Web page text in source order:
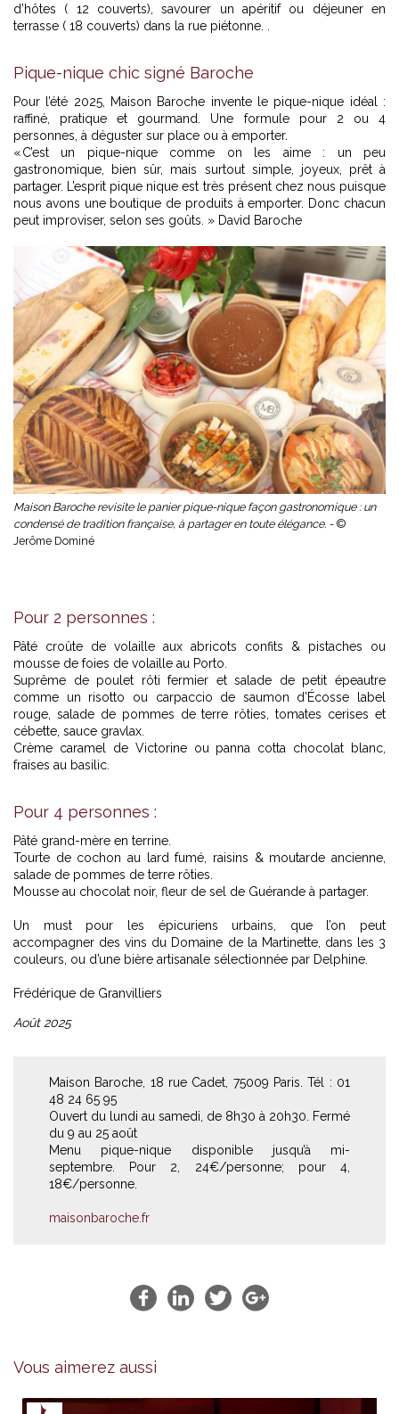
d’hôtes ( 12 couverts), savourer un apéritif ou déjeuner en
terrasse ( 18 couverts) dans la rue piétonne. .
Pique-nique chic signé Baroche
Pour l’été 2025, Maison Baroche invente le pique-nique idéal :
raffiné, pratique et gourmand. Une formule pour 2 ou 4
personnes, à déguster sur place ou à emporter.
« C’est un pique-nique comme on les aime : un peu
gastronomique, bien sûr, mais surtout simple, joyeux, prêt à
partager. L’esprit pique nique est très présent chez nous puisque
nous avons une boutique de produits à emporter. Donc chacun
peut improviser, selon ses goûts. » David Baroche
Maison Baroche revisite le panier pique-nique façon gastronomique : un
condensé de tradition française, à partager en toute élégance. - ©
Jerôme Dominé
Pour 2 personnes :
Pâté croûte de volaille aux abricots confits & pistaches ou
mousse de foies de volaille au Porto.
Suprême de poulet rôti fermier et salade de petit épeautre
comme un risotto ou carpaccio de saumon d’Écosse label
rouge, salade de pommes de terre rôties, tomates cerises et
cébette, sauce gravlax.
Crème caramel de Victorine ou panna cotta chocolat blanc,
fraises au basilic.
Pour 4 personnes :
Pâté grand-mère en terrine.
Tourte de cochon au lard fumé, raisins & moutarde ancienne,
salade de pommes de terre rôties.
Mousse au chocolat noir, fleur de sel de Guérande à partager.
Un must pour les épicuriens urbains, que l’on peut
accompagner des vins du Domaine de la Martinette, dans les 3
couleurs, ou d’une bière artisanale sélectionnée par Delphine.
Frédérique de Granvilliers
Août 2025
Maison Baroche, 18 rue Cadet, 75009 Paris. Tél : 01
48 24 65 95
Ouvert du lundi au samedi, de 8h30 à 20h30. Fermé
du 9 au 25 août
Menu pique-nique disponible jusqu’à mi-
septembre. Pour 2, 24€/personne; pour 4,
18€/personne.
maisonbaroche.fr
Vous aimerez aussi